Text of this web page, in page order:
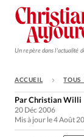
Un repère dans l'actualité
Monde
ACCUEIL TOUS
ParChristian Willi
20 Déc 2006
Mis à jour le 4 Août